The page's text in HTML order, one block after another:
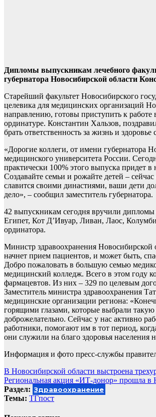
Дипломы выпускникам лечебного
губернатора Новосибирской области
Старейший факультет Новосибирского
целевика для медицинских организаций
направлению, готовы приступить к
ординатуре. Константин Хальзов,
брать ответственность за жизнь и
«Дорогие коллеги, от имени губернатора
медицинского университета России.
практически 100% этого выпуска придет
Создавайте семьи и рожайте детей –
славится своими династиями, ваши дети
дело», – сообщил заместитель губернатора.
42 выпускникам сегодня вручили дипломы
Египет, Кот Д’Ивуар, Ливан, Лаос,
ординатора.
Министр здравоохранения Новосибирской
начнет прием пациентов, и может быть,
Добро пожаловать в большую семью
медицинский колледж. Всего в этом году
фармацевтов. Из них – 329 по целевым
Заместитель министра здравоохранения
медицинские организации региона:
горящими глазами, которые выбрали
доброжелательно. Сейчас у нас активно
работники, помогают им в тот период,
они служили на благо здоровья населения
Информация и фото пресс-службы
Навигация
по
записям
В Новосибирской области выстроена
Региональная акция «ИТ-донор» прошла в
Раздел: Здравоохранение
Темы: ТГпост